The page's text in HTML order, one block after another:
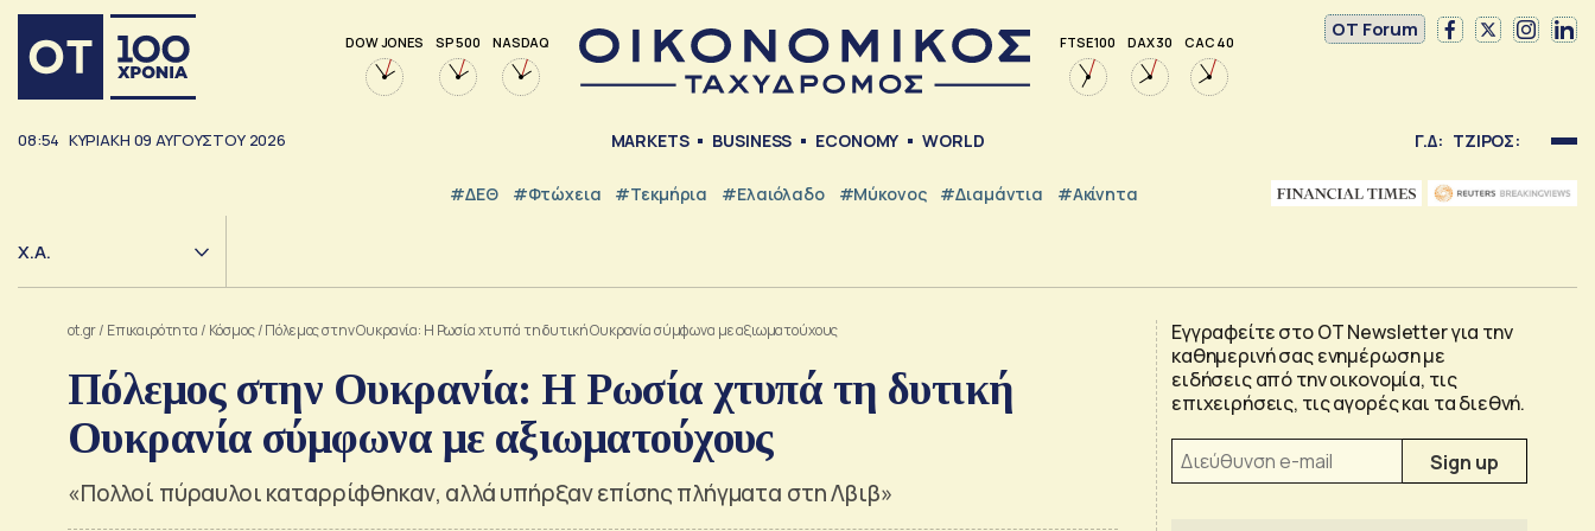
DOW JONES SP 500 NASDAQ FTSE 100 DAX 30 CAC 40
OT Forum
08:54 ΚΥΡΙΑΚΗ 09 ΑΥΓΟΥΣΤΟΥ 2026 MARKETS BUSINESS ECONOMY WORLD Γ.Δ: ΤΖΙΡΟΣ:
#ΔΕΘ #Φτώχεια #Τεκμήρια #Ελαιόλαδο #Μύκονος #Διαμάντια #Ακίνητα
Χ.Α.
ot.gr/ Επικαιρότητα / Κόσμος/Πόλεμος στην Ουκρανία: Η Ρωσία χτυπά τη δυτική Ουκρανία σύμφωνα με αξιωματούχους
Πόλεμος στην Ουκρανία: Η Ρωσία χτυπά τη δυτική
Ουκρανία σύμφωνα με αξιωματούχους
«Πολλοί πύραυλοι καταρρίφθηκαν, αλλά υπήρξαν επίσης πλήγματα στη Λβιβ»
Εγγραφείτε στο OT Newsletter για την
καθημερινή σας ενημέρωση με
ειδήσεις από την οικονομία, τις
επιχειρήσεις, τις αγορές και τα διεθνή.